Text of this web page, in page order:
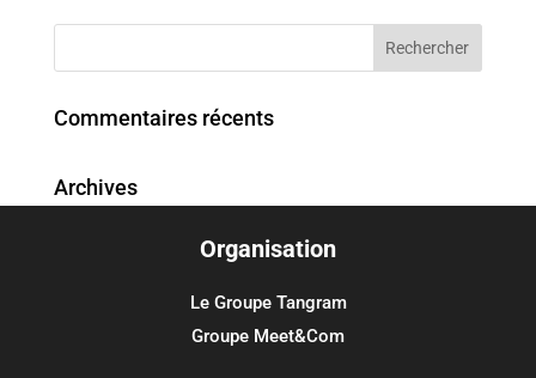
Commentaires récents
Archives
Organisation
Le Groupe Tangram
Groupe Meet&Com